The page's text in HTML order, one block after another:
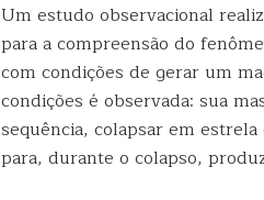
Um estudo observacional
para a compreensão do
com condições de gerar um
condições é observada: sua
sequência, colapsar em
para, durante o colapso,